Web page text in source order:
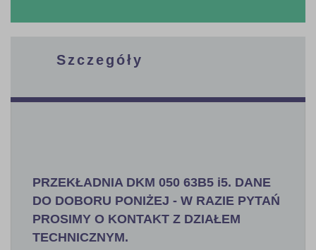
Szczegóły
PRZEKŁADNIA DKM 050 63B5 i5. DANE
DO DOBORU PONIŻEJ - W RAZIE PYTAŃ
PROSIMY O KONTAKT Z DZIAŁEM
TECHNICZNYM.